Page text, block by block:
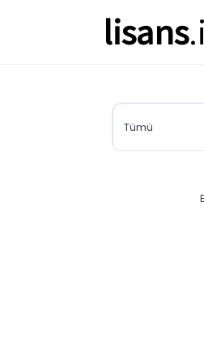
lisans
Tümü